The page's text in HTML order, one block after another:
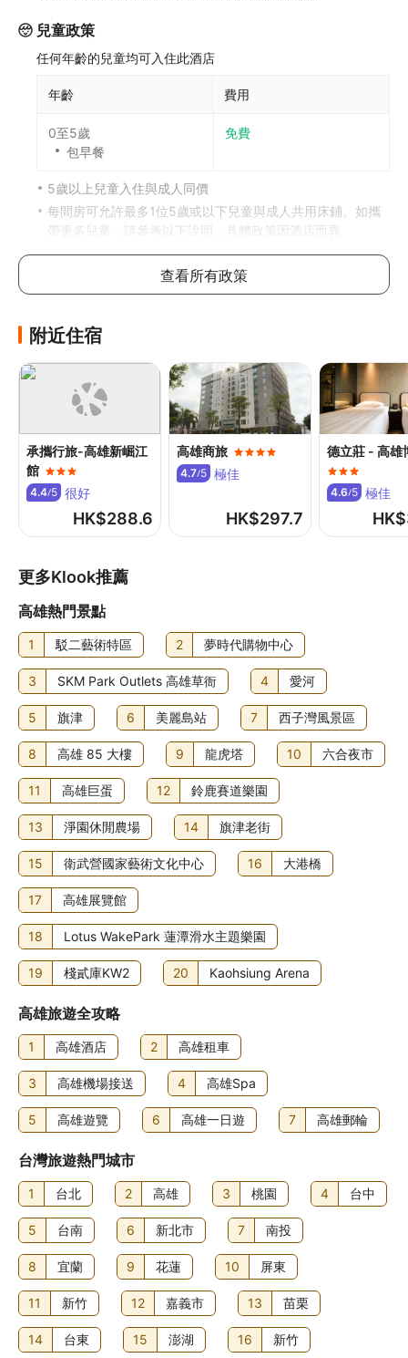
兒童政策
任何年齡的兒童均可入住此酒店
年齡 費用
0至5歲
包早餐
免費
5歲以上兒童入住與成人同價
每間房可允許最多1位5歲或以下兒童與成人共用床鋪。如攜
帶更多兒童，請參考以下說明，具體政策因酒店而異
此酒店不可加床
店查詢
寵物政策
不可攜帶寵物
查看所有政策
附近住宿
承攜行旅-高雄新崛江
館
4.4/5 很好
HK$288.6
高雄商旅
4.7/5 極佳
HK$297.7
德立莊 - 高雄
4.6/5 極佳
HK$
更多Klook推薦
高雄熱門景點
1 駁二藝術特區 2 夢時代購物中心
3 SKM Park Outlets 高雄草衙 4 愛河
5 旗津 6 美麗島站 7 西子灣風景區
8 高雄 85 大樓 9 龍虎塔 10 六合夜市
11 高雄巨蛋 12 鈴鹿賽道樂園
13 淨園休閒農場 14 旗津老街
15 衛武營國家藝術文化中心 16 大港橋
17 高雄展覽館
18 Lotus WakePark 蓮潭滑水主題樂園
19 棧貳庫KW2 20 Kaohsiung Arena
高雄旅遊全攻略
1 高雄酒店 2 高雄租車
3 高雄機場接送 4 高雄Spa
5 高雄遊覽 6 高雄一日遊 7 高雄郵輪
台灣旅遊熱門城市
1 台北 2 高雄 3 桃園 4 台中
5 台南 6 新北市 7 南投
8 宜蘭 9 花蓮 10 屏東
11 新竹 12 嘉義市 13 苗栗
14 台東 15 澎湖 16 新竹